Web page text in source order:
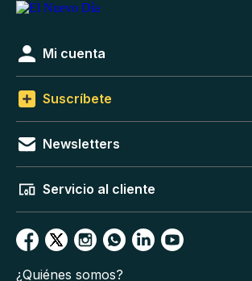
Mi cuenta
Suscríbete
Newsletters
Servicio al cliente
¿Quiénes somos?